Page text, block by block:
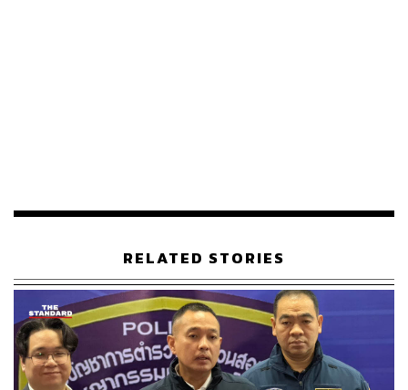
ประโยชน์ของประชาชนเป็นหลัก ขณะนี้กำลังอยู่ระหว่างการ
เจรจาเรื่องราคา เพื่อให้จ่ายตามการใช้งานจริง หากมีผู้ลง
ทะเบียน 5 ล้านสิทธิ์ แต่มีบางส่วนไม่ได้ใช้งาน ก็ไม่จำเป็น
ต้องจ่ายงบประมาณเต็มจำนวน 1,600 ล้านบาท จึงมองว่าทุก
อย่างเป็นไปในทิศทางที่รัฐและประชาชนได้รับประโยชน์เพิ่ม
ขึ้น
RELATED STORIES